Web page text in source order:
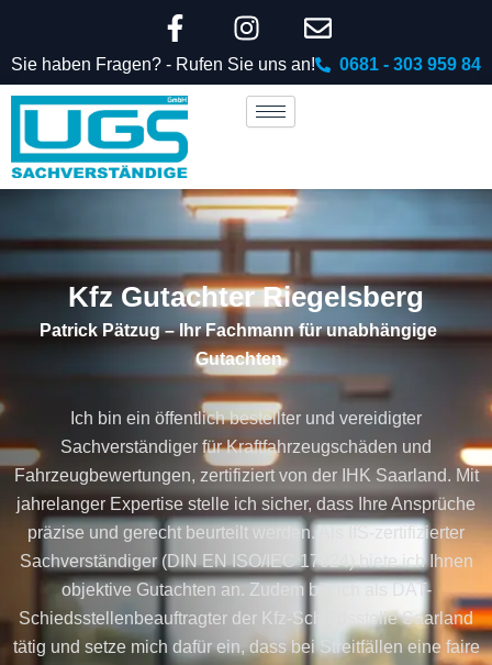
springen
F
a
c
e
b
o
o
k
-
f
I
n
s
t
a
r
a
m
E
n
v
p
Sie haben Fragen? - Rufen Sie uns an! 0681 - 303 959 84
Kfz Gutachter Riegelsberg
Patrick Pätzug – Ihr Fachmann für unabhängige
Gutachten
Ich bin ein öffentlich bestellter und vereidigter
Sachverständiger für Kraftfahrzeugschäden und
Fahrzeugbewertungen, zertifiziert von der IHK Saarland. Mit
jahrelanger Expertise stelle ich sicher, dass Ihre Ansprüche
präzise und gerecht beurteilt werden. Als IfS-zertifizierter
Sachverständiger (DIN EN ISO/IEC 17024) biete ich Ihnen
objektive Gutachten an. Zudem bin ich als DAT-
Schiedsstellenbeauftragter der Kfz-Schiedsstelle Saarland
tätig und setze mich dafür ein, dass bei Streitfällen eine faire